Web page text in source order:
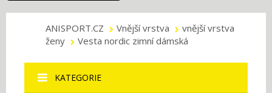
ANISPORT.CZ Vnější vrstva
vnější vrstva
ženy
Vesta nordic zimní dámská
KATEGORIE